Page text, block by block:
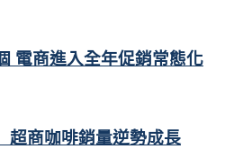
電商進入全年促銷常態化
商咖啡銷量逆勢成長